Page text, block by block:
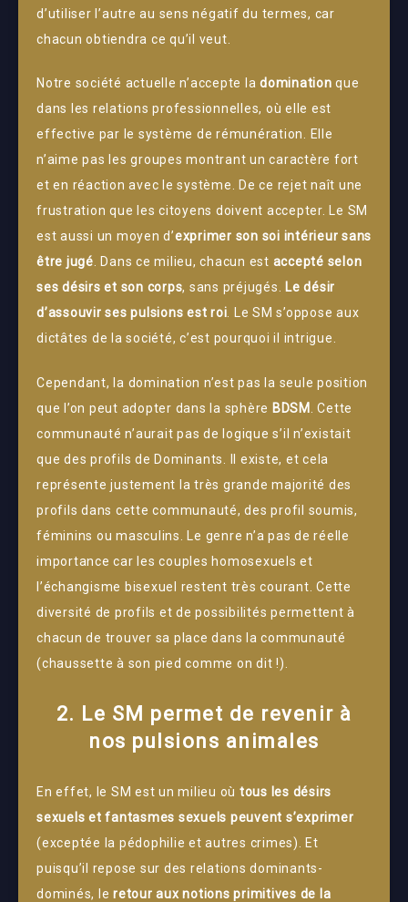
d’utiliser l’autre au sens négatif du termes, car
chacun obtiendra ce qu’il veut.
Notre société actuelle n’accepte la domination que
dans les relations professionnelles, où elle est
effective par le système de rémunération. Elle
n’aime pas les groupes montrant un caractère fort
et en réaction avec le système. De ce rejet naît une
frustration que les citoyens doivent accepter. Le SM
est aussi un moyen d’exprimer son soi intérieur sans
être jugé. Dans ce milieu, chacun est accepté selon
ses désirs et son corps, sans préjugés. Le désir
d’assouvir ses pulsions est roi. Le SM s’oppose aux
dictâtes de la société, c’est pourquoi il intrigue.
Cependant, la domination n’est pas la seule position
que l’on peut adopter dans la sphère BDSM
. Cette
communauté n’aurait pas de logique s’il n’existait
que des profils de Dominants. Il existe, et cela
représente justement la très grande majorité des
profils dans cette communauté, des profil soumis,
féminins ou masculins. Le genre n’a pas de réelle
importance car les couples homosexuels et
l’échangisme bisexuel restent très courant. Cette
diversité de profils et de possibilités permettent à
chacun de trouver sa place dans la communauté
(chaussette à son pied comme on dit !).
2. Le SM permet de revenir à
nos pulsions animales
En effet, le SM est un milieu où tous les désirs
sexuels et fantasmes sexuels peuvent s’exprimer
(exceptée la pédophilie et autres crimes). Et
puisqu’il repose sur des relations dominants-
dominés, le retour aux notions primitives de la